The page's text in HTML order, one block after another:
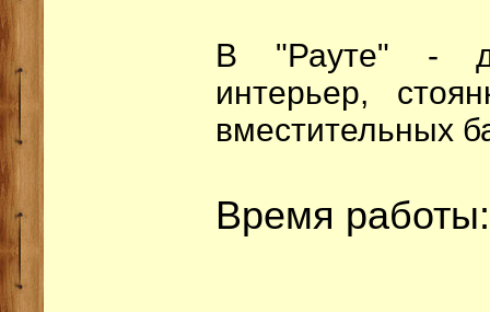
В "Рауте" -
интерьер,
вместительных
Время